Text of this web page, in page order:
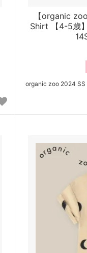
【organic
Shirt 【4-5歳
organic zoo 2024 SS